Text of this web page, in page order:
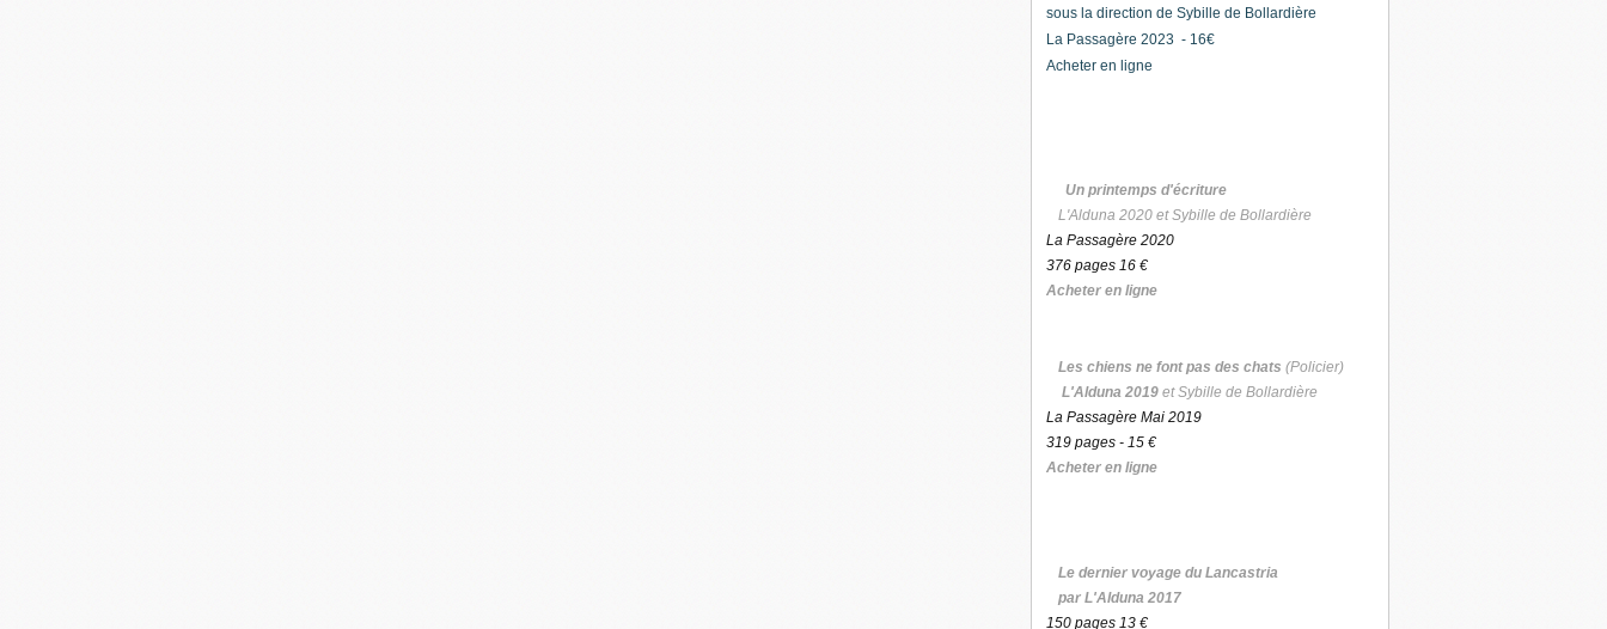
sous la direction de Sybille de Bollardière
La Passagère 2023 - 16€
Acheter en ligne
Un printemps d'écriture
L'Alduna 2020 et Sybille de Bollardière
La Passagère 2020
376 pages 16 €
Acheter en ligne
Les chiens ne font pas des chats (Policier)
L'Alduna 2019 et Sybille de Bollardière
La Passagère Mai 2019
319 pages - 15 €
Acheter en ligne
Le dernier voyage du Lancastria
par L'Alduna 2017
150 pages 13 €